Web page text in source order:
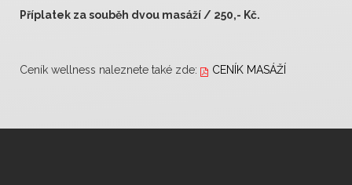
Příplatek za souběh dvou masáží / 250,- Kč.
Ceník wellness naleznete také zde: CENÍK MASÁŽÍ